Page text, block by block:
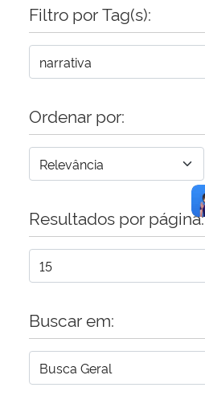
Secretaria de Governo
Gabinete de Segurança Institucional
Banco Central do Brasil
Filtro por Tag(s):
Ordenar por:
Resultados por página:
Buscar em: